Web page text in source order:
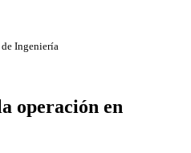
Ingeniería
operación en